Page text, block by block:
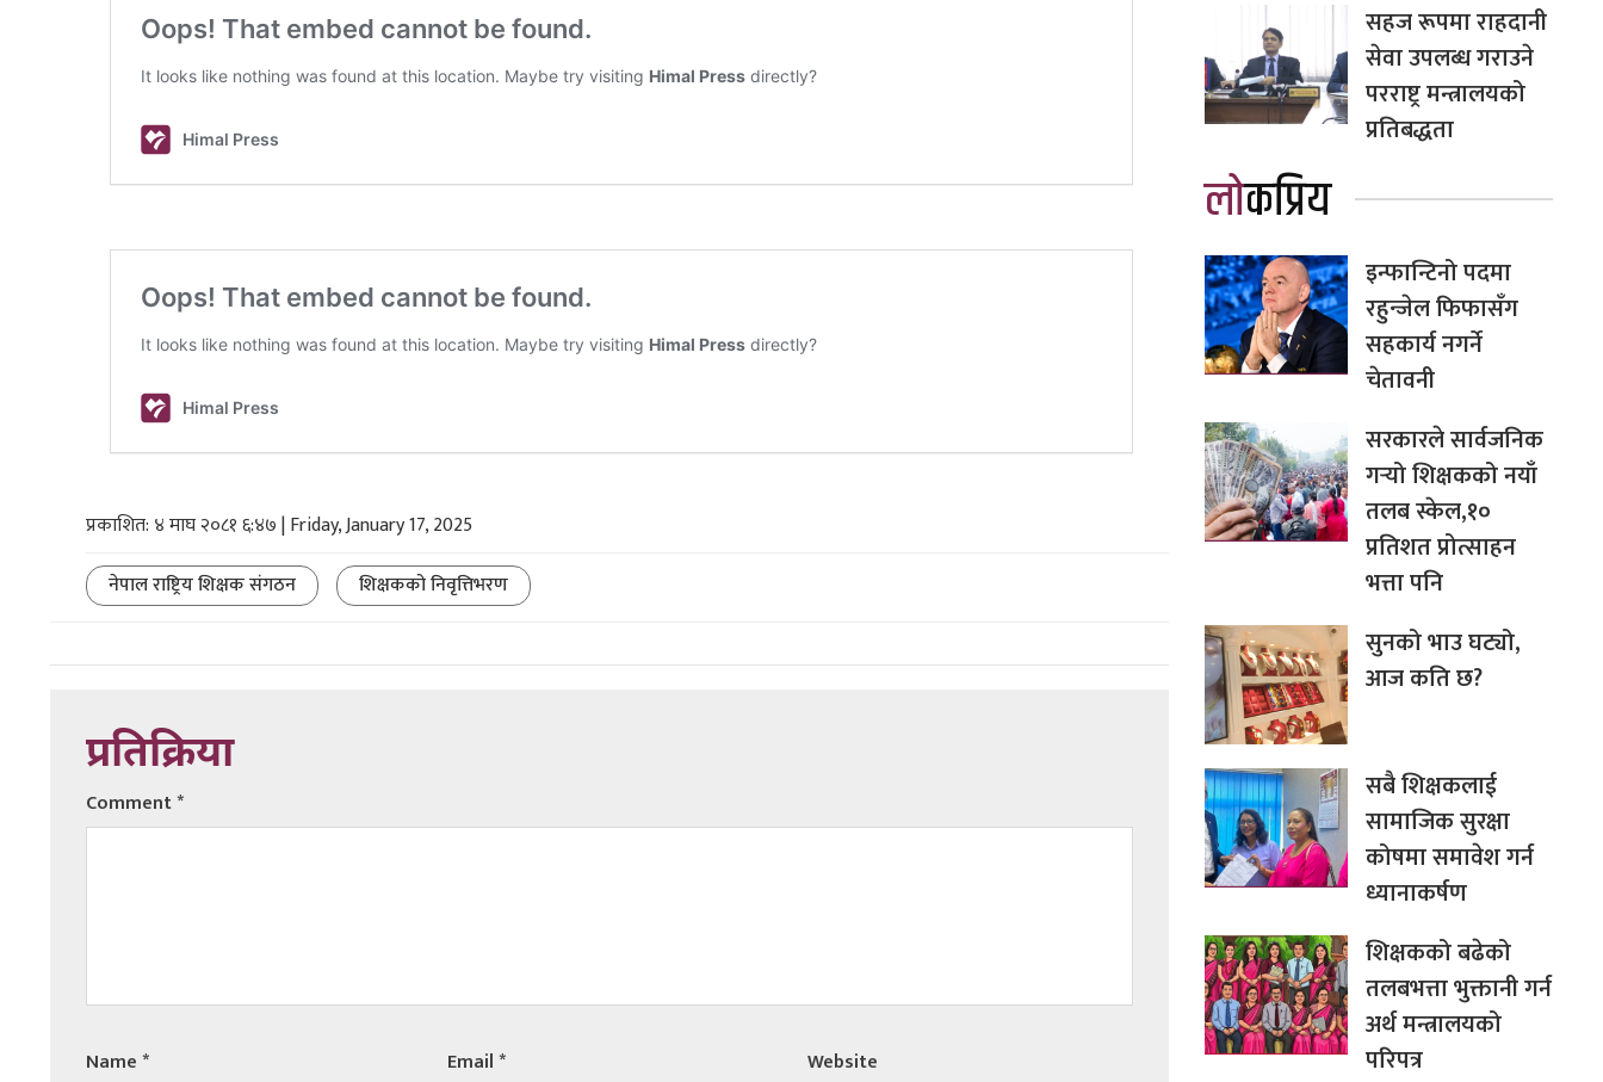
प्रकाशित: ४ माघ २०८१ ६:४७ | Friday, January 17, 2025
नेपाल राष्ट्रिय शिक्षक संगठन
शिक्षकको निवृत्तिभरण
प्रतिक्रिया
Comment*
Name* Email* Website
सहज रूपमा राहदानी
सेवा उपलब्ध गराउने
परराष्ट्र मन्त्रालयको
प्रतिबद्धता
लोकप्रिय
इन्फान्टिनो पदमा
रहुन्जेल फिफासँग
सहकार्य नगर्ने
चेतावनी
सरकारले सार्वजनिक
गर्‍यो शिक्षकको नयाँ
तलब स्केल,१०
प्रतिशत प्रोत्साहन
भत्ता पनि
सुनको भाउ घट्यो,
आज कति छ?
सबै शिक्षकलाई
सामाजिक सुरक्षा
कोषमा समावेश गर्न
ध्यानाकर्षण
शिक्षकको बढेको
तलबभत्ता भुक्तानी गर्न
अर्थ मन्त्रालयको
परिपत्र